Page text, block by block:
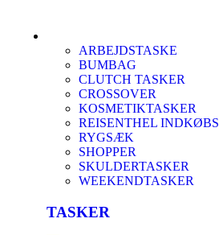
ARBEJDSTASKE
BUMBAG
CLUTCH TASKER
CROSSOVER
KOSMETIKTASKER
REISENTHEL
RYGSÆK
SHOPPER
SKULDERTASKER
WEEKENDTASKER
TASKER